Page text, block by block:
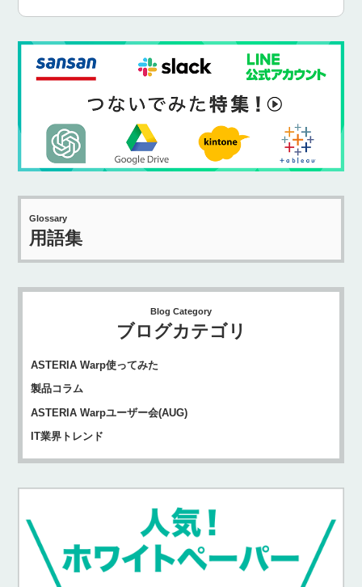
Glossary
用語集
Blog Category
ブログカテゴリ
ASTERIA Warp使ってみた
製品コラム
ASTERIA Warpユーザー会(AUG)
IT業界トレンド